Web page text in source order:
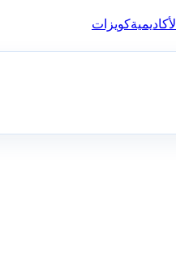
الأكاديميةكويزات